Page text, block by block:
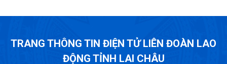
TRANG THÔNG TIN ĐIỆN TỬ LIÊN ĐOÀN LAO
ĐỘNG TỈNH LAI CHÂU